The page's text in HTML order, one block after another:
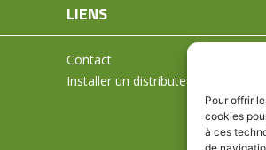
Pour offrir
cookies
à ces
LIENS
Contact
Installer un distributeur